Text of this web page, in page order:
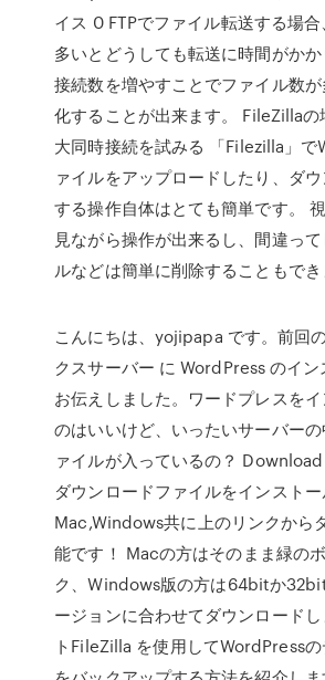
イス 0 FTPでファイル転送する場
多いとどうしても転送に時間がか
接続数を増やすことでファイル数
化することが出来ます。 FileZilla
大同時接続を試みる 「Filezilla」で
ァイルをアップロードしたり、ダ
する操作自体はとても簡単です。
見ながら操作が出来るし、間違っ
ルなどは簡単に削除することもでき
こんにちは、yojipapa です。前回
クスサーバー に WordPress のイ
お伝えしました。ワードプレスを
のはいいけど、いったいサーバー
ァイルが入っているの？
ダウンロードファイルをインストー
Mac,Windows共に上のリンクから
能です！ Macの方はそのまま緑の
ク、Windows版の方は64bitか
ージョンに合わせてダウンロード
トFileZilla を使用してWordPress